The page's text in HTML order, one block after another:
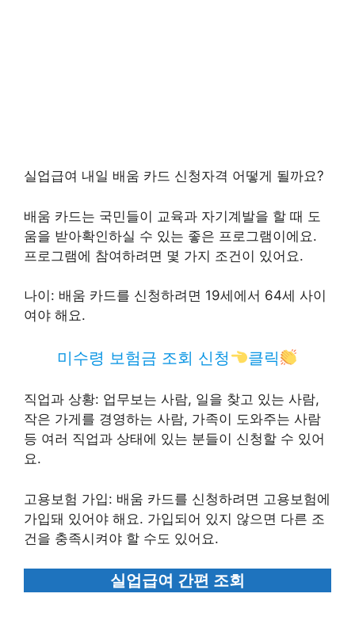
실업급여 내일 배움 카드 신청자격 어떻게 될까요?
배움 카드는 국민들이 교육과 자기계발을 할 때 도
움을 받아확인하실 수 있는 좋은 프로그램이에요.
프로그램에 참여하려면 몇 가지 조건이 있어요.
나이: 배움 카드를 신청하려면 19세에서 64세 사이
여야 해요.
미수령 보험금 조회 신청 클릭
직업과 상황: 업무보는 사람, 일을 찾고 있는 사람,
작은 가게를 경영하는 사람, 가족이 도와주는 사람
등 여러 직업과 상태에 있는 분들이 신청할 수 있어
요.
고용보험 가입: 배움 카드를 신청하려면 고용보험에
가입돼 있어야 해요. 가입되어 있지 않으면 다른 조
건을 충족시켜야 할 수도 있어요.
실업급여 간편 조회